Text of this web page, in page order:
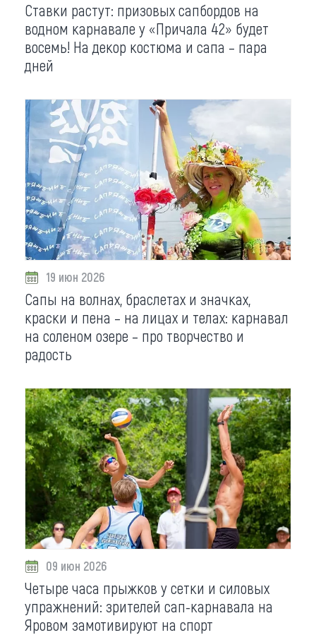
Ставки растут: призовых сапбордов на
водном карнавале у «Причала 42» будет
восемь! На декор костюма и сапа – пара
дней
19 июн 2026
Сапы на волнах, браслетах и значках,
краски и пена – на лицах и телах: карнавал
на соленом озере – про творчество и
радость
09 июн 2026
Четыре часа прыжков у сетки и силовых
упражнений: зрителей сап-карнавала на
Яровом замотивируют на спорт